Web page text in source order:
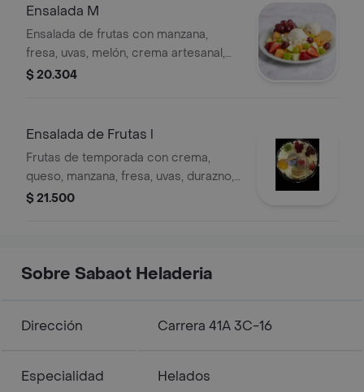
Ensalada M
Ensalada de frutas con manzana,
fresa, uvas, melón, crema artesanal,
queso, helado y galleta.
$ 20.304
Ensalada de Frutas l
Frutas de temporada con crema,
queso, manzana, fresa, uvas, durazno,
gelatina, 2 bolas de helado y galleta.
$ 21.500
Sobre Sabaot Heladeria
Dirección Carrera 41A 3C-16
Especialidad Helados